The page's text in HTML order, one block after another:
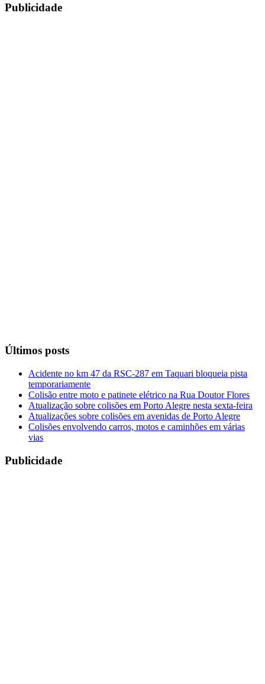
Publicidade
Últimos posts
Acidente no km 47 da RSC-287 em Taquari bloqueia pista
temporariamente
Colisão entre moto e patinete elétrico na Rua Doutor Flores
Atualização sobre colisões em Porto Alegre nesta sexta-feira
Atualizações sobre colisões em avenidas de Porto Alegre
Colisões envolvendo carros, motos e caminhões em várias
vias
Publicidade